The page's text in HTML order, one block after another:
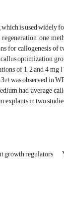
is used widely
one
for callogenesis of
optimization,
of 1, 2 and 4 mg l
was observed in
had average
explants in two
growth regulators